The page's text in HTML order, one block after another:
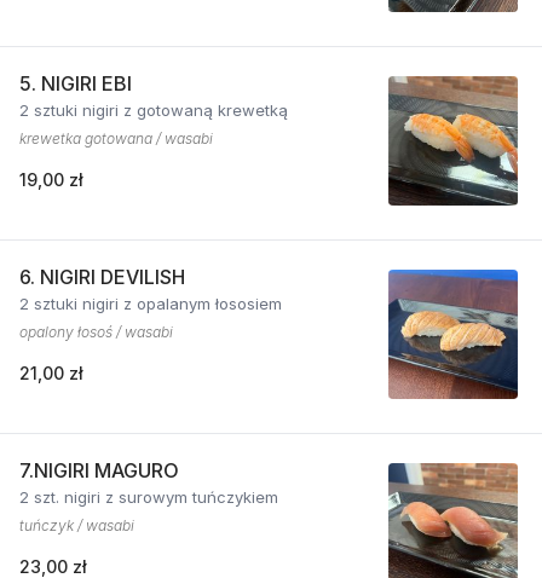
5. NIGIRI EBI
2 sztuki nigiri z gotowaną krewetką
krewetka gotowana / wasabi
19,00 zł
6. NIGIRI DEVILISH
2 sztuki nigiri z opalanym łososiem
opalony łosoś / wasabi
21,00 zł
7.NIGIRI MAGURO
2 szt. nigiri z surowym tuńczykiem
tuńczyk / wasabi
23,00 zł